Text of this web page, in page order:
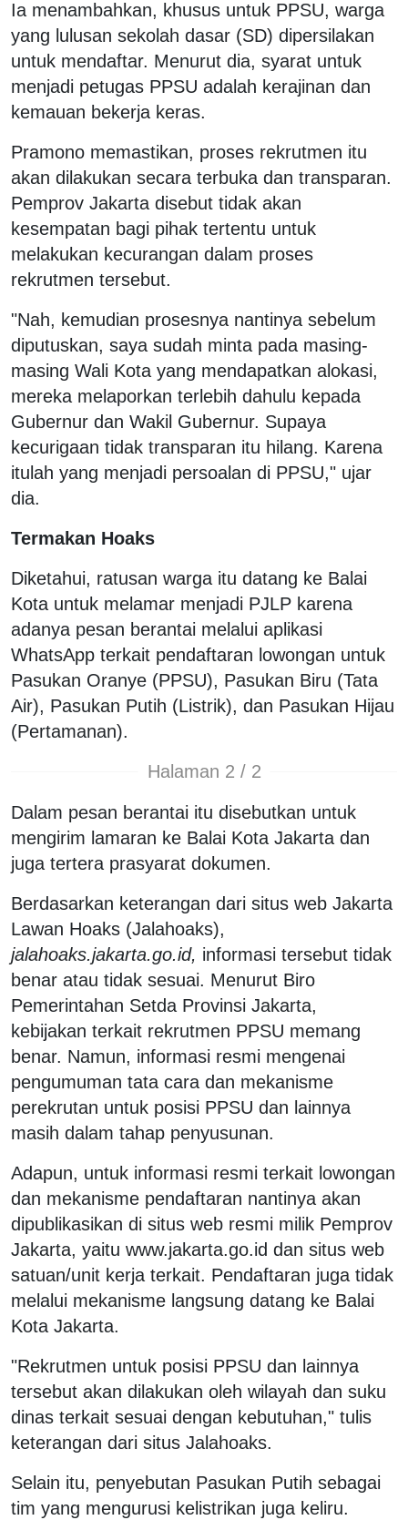
Ia menambahkan, khusus untuk PPSU, warga
yang lulusan sekolah dasar (SD) dipersilakan
untuk mendaftar. Menurut dia, syarat untuk
menjadi petugas PPSU adalah kerajinan dan
kemauan bekerja keras.
Pramono memastikan, proses rekrutmen itu
akan dilakukan secara terbuka dan transparan.
Pemprov Jakarta disebut tidak akan
kesempatan bagi pihak tertentu untuk
melakukan kecurangan dalam proses
rekrutmen tersebut.
"Nah, kemudian prosesnya nantinya sebelum
diputuskan, saya sudah minta pada masing-
masing Wali Kota yang mendapatkan alokasi,
mereka melaporkan terlebih dahulu kepada
Gubernur dan Wakil Gubernur. Supaya
kecurigaan tidak transparan itu hilang. Karena
itulah yang menjadi persoalan di PPSU," ujar
dia.
Termakan Hoaks
Diketahui, ratusan warga itu datang ke Balai
Kota untuk melamar menjadi PJLP karena
adanya pesan berantai melalui aplikasi
WhatsApp terkait pendaftaran lowongan untuk
Pasukan Oranye (PPSU), Pasukan Biru (Tata
Air), Pasukan Putih (Listrik), dan Pasukan Hijau
(Pertamanan).
Halaman 2 / 2
Dalam pesan berantai itu disebutkan untuk
mengirim lamaran ke Balai Kota Jakarta dan
juga tertera prasyarat dokumen.
Berdasarkan keterangan dari situs web Jakarta
Lawan Hoaks (Jalahoaks),
jalahoaks.jakarta.go.id, informasi tersebut tidak
benar atau tidak sesuai. Menurut Biro
Pemerintahan Setda Provinsi Jakarta,
kebijakan terkait rekrutmen PPSU memang
benar. Namun, informasi resmi mengenai
pengumuman tata cara dan mekanisme
perekrutan untuk posisi PPSU dan lainnya
masih dalam tahap penyusunan.
Adapun, untuk informasi resmi terkait lowongan
dan mekanisme pendaftaran nantinya akan
dipublikasikan di situs web resmi milik Pemprov
Jakarta, yaitu www.jakarta.go.id dan situs web
satuan/unit kerja terkait. Pendaftaran juga tidak
melalui mekanisme langsung datang ke Balai
Kota Jakarta.
"Rekrutmen untuk posisi PPSU dan lainnya
tersebut akan dilakukan oleh wilayah dan suku
dinas terkait sesuai dengan kebutuhan," tulis
keterangan dari situs Jalahoaks.
Selain itu, penyebutan Pasukan Putih sebagai
tim yang mengurusi kelistrikan juga keliru.